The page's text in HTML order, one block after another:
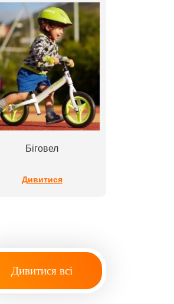
Біговел
Дивитися
Дивитися всі